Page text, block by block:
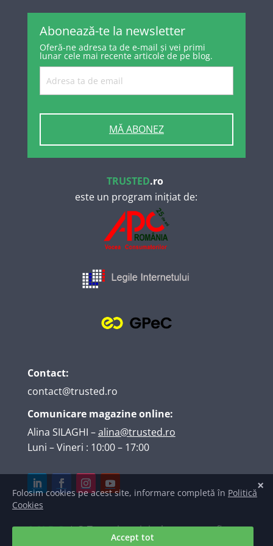
Abonează-te la newsletter
Oferă-ne adresa ta de e-mail și vei primi
lunar cele mai recente articole de pe blog.
MĂ ABONEZ
TRUSTED.ro
este un program inițiat de:
Contact:
contact@trusted.ro
Comunicare magazine online:
Alina SILAGHI –alina@trusted.ro
Luni – Vineri : 10:00 – 17:00
A.N.P.C.| © Texte, imagini, elemente grafice,